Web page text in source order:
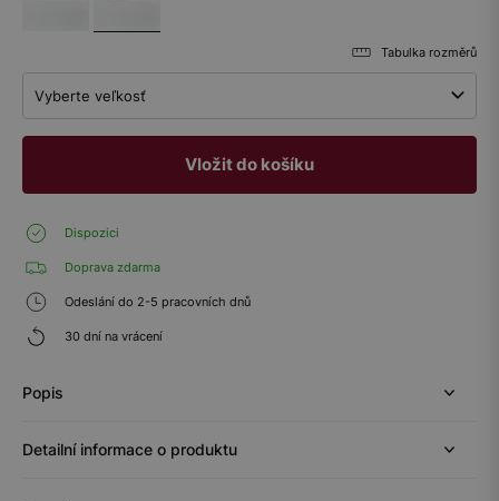
Tabulka rozměrů
Vyberte veľkosť
Vložit do košíku
Dispozici
Doprava zdarma
Odeslání do 2-5 pracovních dnů
30 dní na vrácení
Popis
Detailní informace o produktu